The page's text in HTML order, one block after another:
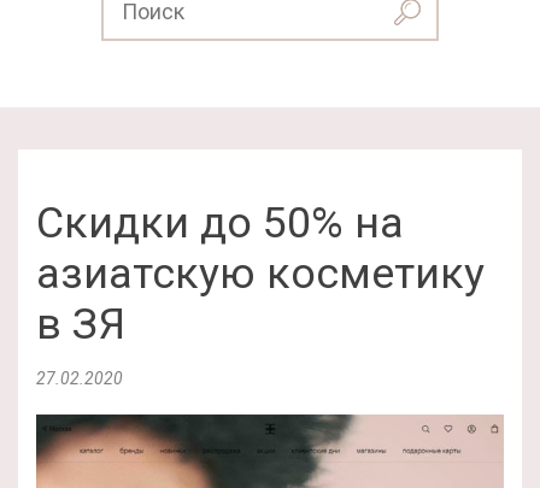
Скидки до 50% на
азиатскую косметику
в ЗЯ
27.02.2020